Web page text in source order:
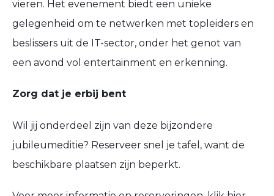
vieren. Het evenement biedt een unieke
gelegenheid om te netwerken met topleiders en
beslissers uit de IT-sector, onder het genot van
een avond vol entertainment en erkenning.
Zorg dat je erbij bent
Wil jij onderdeel zijn van deze bijzondere
jubileumeditie? Reserveer snel je tafel , want de
beschikbare plaatsen zijn beperkt.